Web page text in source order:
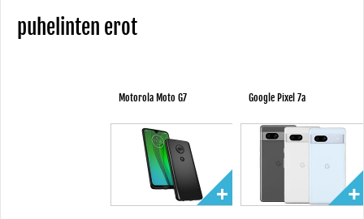
puhelinten erot
Motorola Moto G7 Google Pixel 7a